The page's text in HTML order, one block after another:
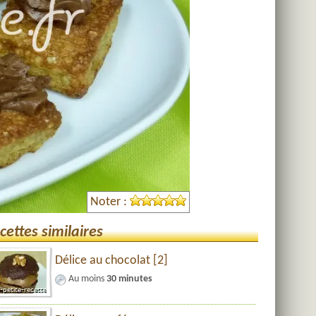
Noter :
similaires
Délice au chocolat [2]
Au moins 30 minutes